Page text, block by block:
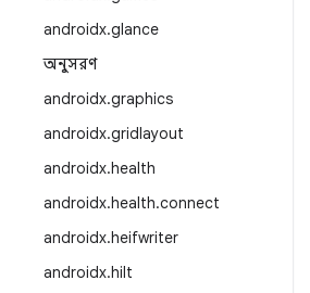
androidx.glance
অনুসরণ
androidx.graphics
androidx.gridlayout
androidx.health
androidx.health.connect
androidx.heifwriter
androidx.hilt